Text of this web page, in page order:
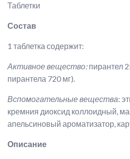
Таблетки
Состав
1 таблетка содержит:
Активное вещество:пирантел
пирантела 720 мг).
Вспомогательные вещества:
кремния диоксид коллоидный,
апельсиновый ароматизатор,
Описание